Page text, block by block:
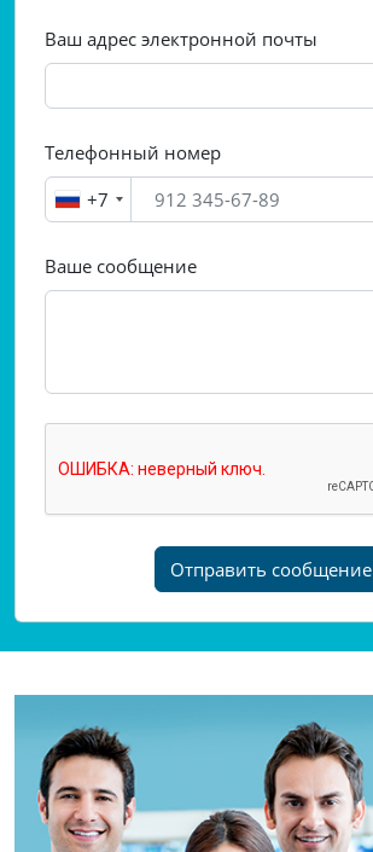
Ваш адрес электронной почты
Телефонный номер
+7
Ваше сообщение
Отправить сообщение